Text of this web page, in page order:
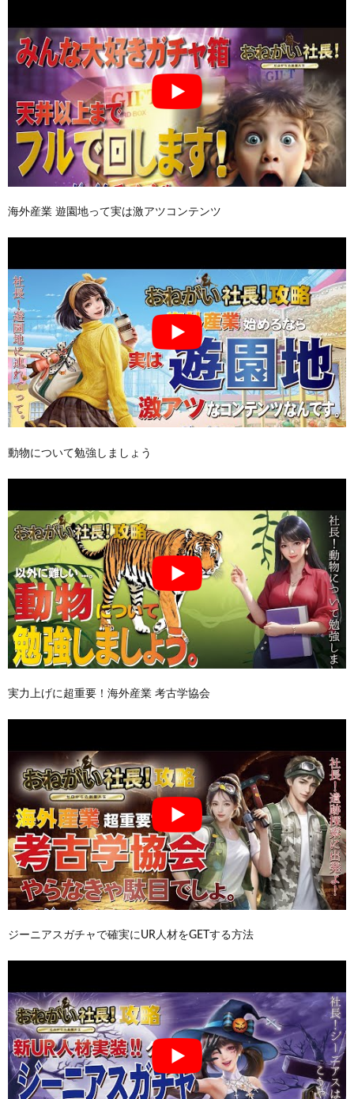
海外産業 遊園地って実は激アツコンテンツ
動物について勉強しましょう
実力上げに超重要！海外産業 考古学協会
ジーニアスガチャで確実にUR人材をGETする方法